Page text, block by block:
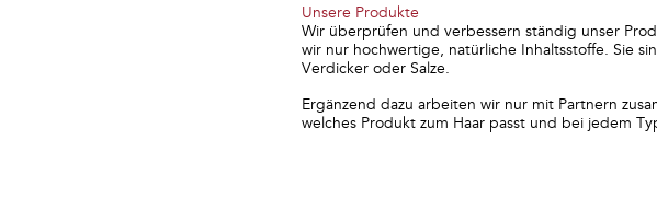
Unsere Produkte
Wir überprüfen und verbessern ständig unser
wir nur hochwertige, natürliche Inhaltsstoffe. Sie
Verdicker oder Salze.
Ergänzend dazu arbeiten wir nur mit Partnern
welches Produkt zum Haar passt und bei jedem